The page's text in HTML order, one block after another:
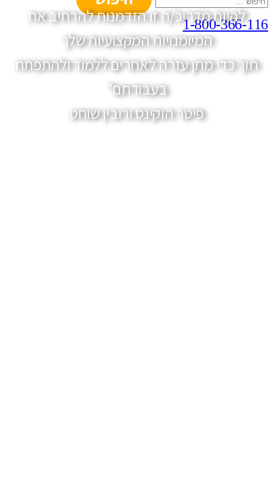
1-800-366-116
להיות מדריכ/ה זו הזדמנות להרחיב את
המיומנויות המקצועיות שלך
תוך כדי מתן עזרה לאחרים ללמוד ולהתפתח
בעבודתם”
פיטר הוקינס ורובין שוחט